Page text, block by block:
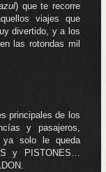
) que te recorre
viajes que
divertido, y a los
las rotondas mil
principales de los
y pasajeros,
ya solo le queda
y PISTONES…